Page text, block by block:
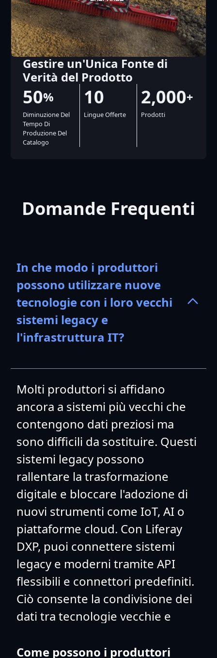
Gestire un'Unica Fonte di
Verità del Prodotto
50%
Diminuzione Del
Tempo Di
Produzione Del
Catalogo
10
Lingue Offerte
2,000+
Prodotti
Domande Frequenti
In che modo i produttori
possono utilizzare nuove
tecnologie con i loro vecchi
sistemi legacy e
l'infrastruttura IT?
Molti produttori si affidano
ancora a sistemi più vecchi che
contengono dati preziosi ma
sono difficili da sostituire. Questi
sistemi legacy possono
rallentare la trasformazione
digitale e bloccare l'adozione di
nuovi strumenti come IoT, AI o
piattaforme cloud. Con Liferay
DXP, puoi connettere sistemi
legacy e moderni tramite API
flessibili e connettori predefiniti.
Ciò consente la condivisione dei
dati tra tecnologie vecchie e
completa, supportando un
Come possono i produttori